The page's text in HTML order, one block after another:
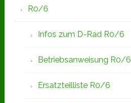
R0/6
Infos zum D-Rad R0/6
Betriebsanweisung R0/6
Ersatzteilliste R0/6